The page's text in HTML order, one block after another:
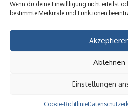
Wenn du deine Einwillligung nicht erteilst
bestimmte Merkmale und Funktionen
Akzeptieren
Ablehnen
Einstellungen
Cookie-Richtlinie
Digitale